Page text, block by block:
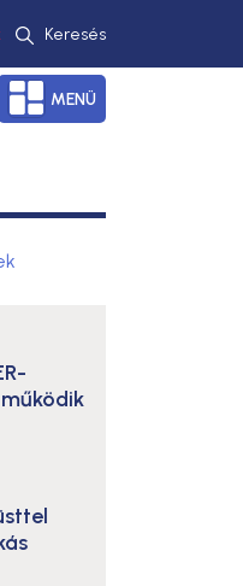
Keresés
MENÜ